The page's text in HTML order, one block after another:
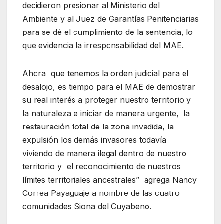
decidieron presionar al Ministerio del
Ambiente y al Juez de Garantías Penitenciarias
para se dé el cumplimiento de la sentencia, lo
que evidencia la irresponsabilidad del MAE.
Ahora que tenemos la orden judicial para el
desalojo, es tiempo para el MAE de demostrar
su real interés a proteger nuestro territorio y
la naturaleza e iniciar de manera urgente, la
restauración total de la zona invadida, la
expulsión los demás invasores todavía
viviendo de manera ilegal dentro de nuestro
territorio y el reconocimiento de nuestros
límites territoriales ancestrales” agrega Nancy
Correa Payaguaje a nombre de las cuatro
comunidades Siona del Cuyabeno.